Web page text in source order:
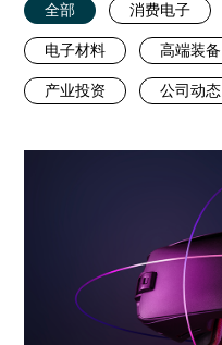
全部 消费电子
电子材料 高端装备
产业投资 公司动态